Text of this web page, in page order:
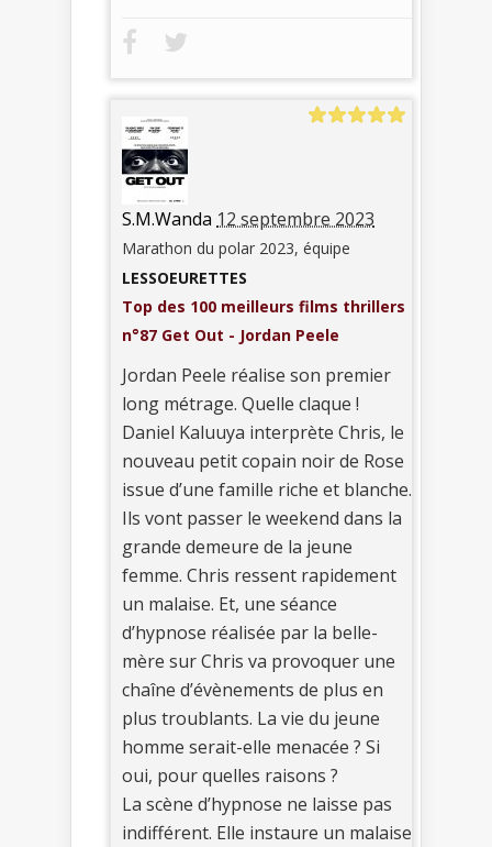
S.M.Wanda 12 septembre 2023
Marathon du polar 2023, équipe
LESSOEURETTES
Top des 100 meilleurs films thrillers
n°87 Get Out - Jordan Peele
Jordan Peele réalise son premier
long métrage. Quelle claque !
Daniel Kaluuya interprète Chris, le
nouveau petit copain noir de Rose
issue d’une famille riche et blanche.
Ils vont passer le weekend dans la
grande demeure de la jeune
femme. Chris ressent rapidement
un malaise. Et, une séance
d’hypnose réalisée par la belle-
mère sur Chris va provoquer une
chaîne d’évènements de plus en
plus troublants. La vie du jeune
homme serait-elle menacée ? Si
oui, pour quelles raisons ?
La scène d’hypnose ne laisse pas
indifférent. Elle instaure un malaise